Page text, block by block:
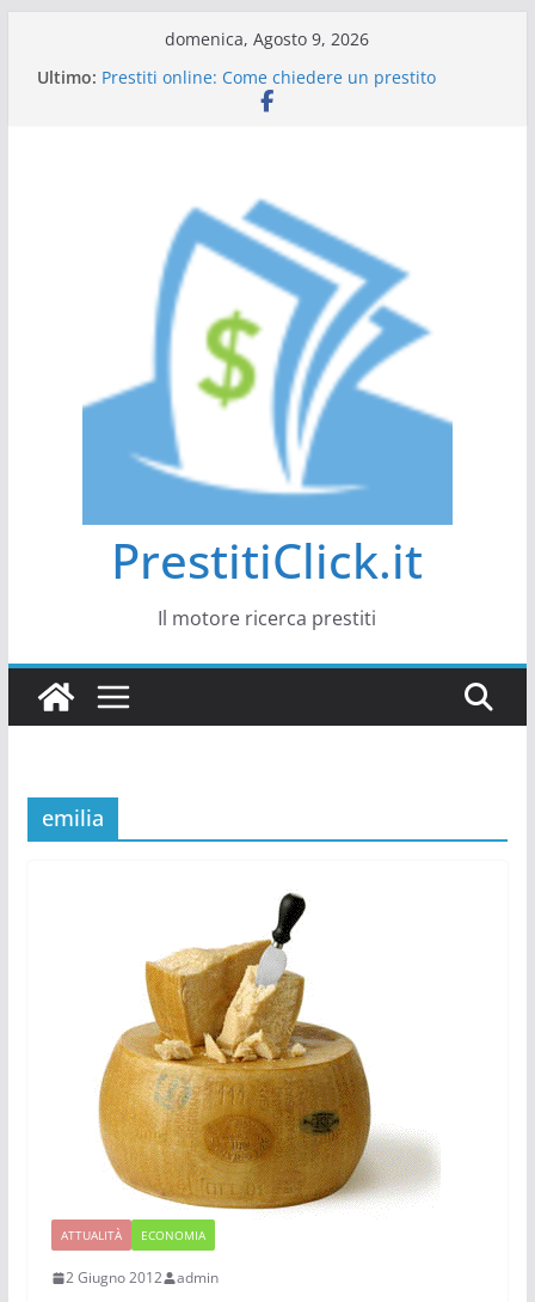
domenica, Agosto 9, 2026
Ultimo: Prestiti online: Come chiedere un prestito
Tutto ciò che dovete sapere sulle carte di credito
PrestitiClick.it
Il motore ricerca prestiti
emilia
ATTUALITÀ ECONOMIA
2 Giugno 2012 admin